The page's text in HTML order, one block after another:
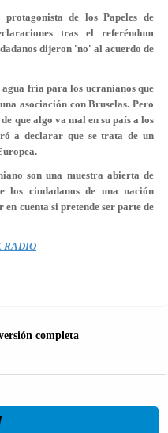
de los Papeles de
tras el referéndum
dijeron 'no' al acuerdo de
fría para los ucranianos que
asociación con Bruselas. Pero
que algo va mal en su país a los
a declarar que se trata de un
son una muestra abierta de
los ciudadanos de una nación
cuenta si pretende ser parte de
RADIO
completa